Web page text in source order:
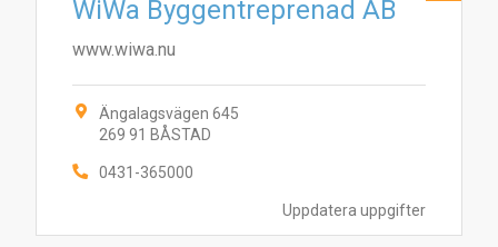
Uppdatera uppgifter
WiWa Byggentreprenad AB
www.wiwa.nu
Ängalagsvägen 645
269 91 BÅSTAD
0431-365000